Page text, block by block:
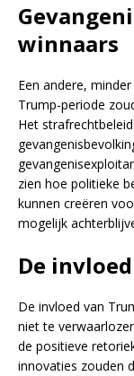
winnaars
Een andere,
Trump-periode
Het
zien hoe politieke
kunnen creëren
mogelijk
De
De invloed van
niet te
de positieve
innovaties zouden